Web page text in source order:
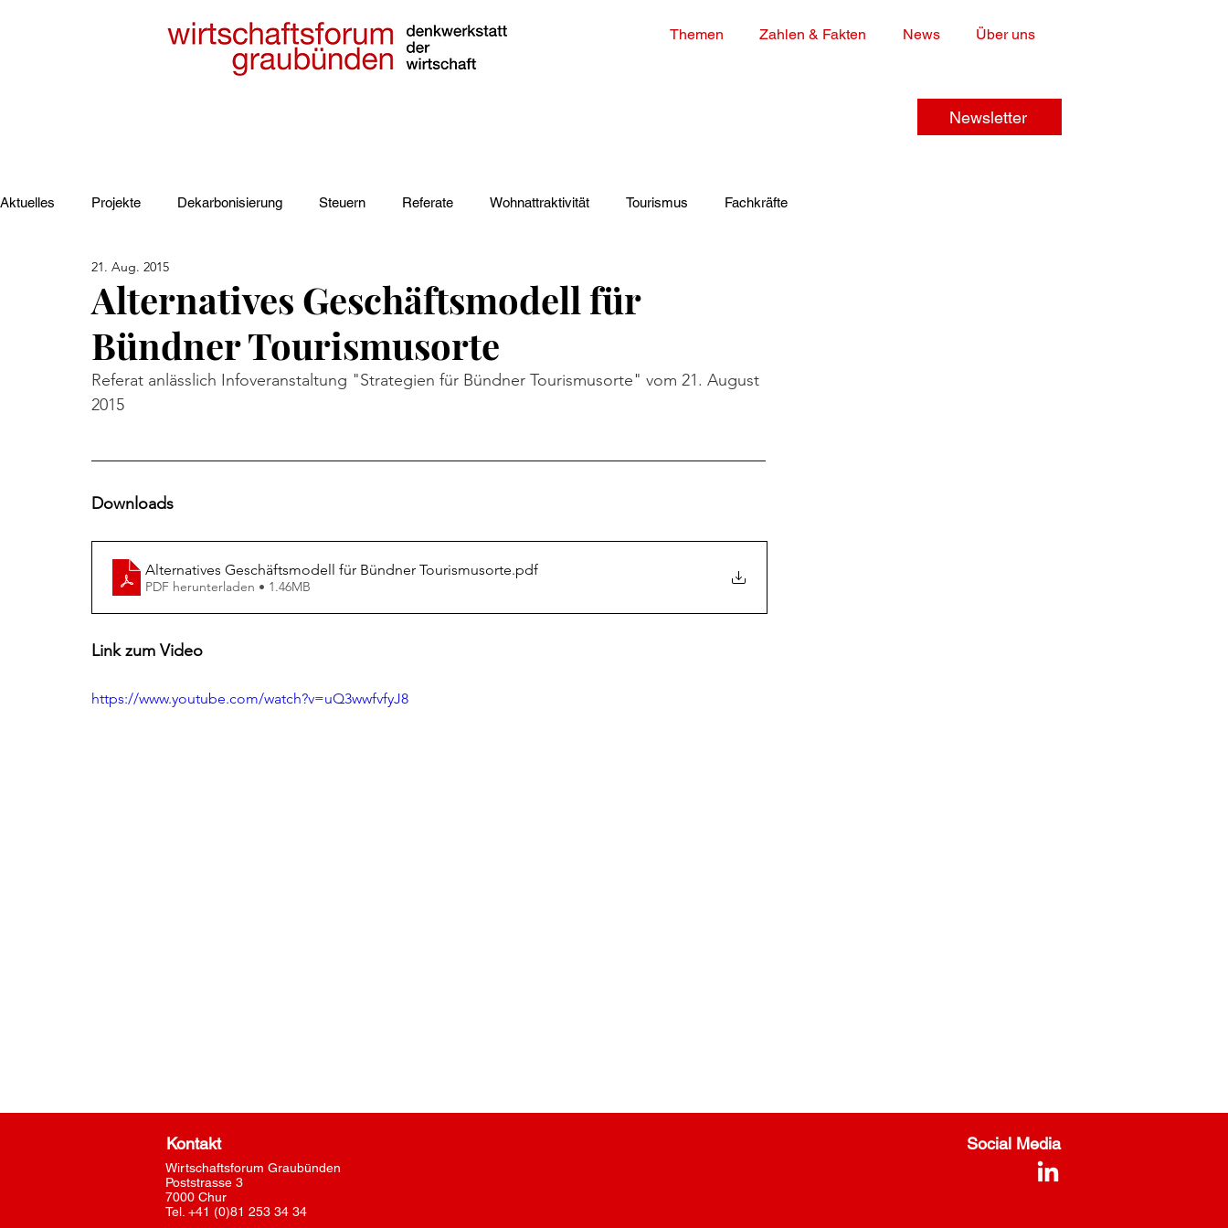
Themen Zahlen & Fakten News Über uns
Newsletter
Aktuelles Projekte Dekarbonisierung Steuern Referate Wohnattraktivität Tourismus Fachkräfte
Elektrizität Industrie
Alternatives Geschäftsmodell für
Bündner Tourismusorte
21. Aug. 2015
Referat anlässlich Infoveranstaltung "Strategien für Bündner Tourismusorte" vom 21. August
2015
Downloads
Alternatives Geschäftsmodell für Bündner Tourismusorte.pdf
PDF herunterladen • 1.46MB
Link zum Video
https://www.youtube.com/watch?v=uQ3wwfvfyJ8
Social Media
Kontakt
Wirtschaftsforum Graubünden
Poststrasse 3
7000 Chur
Tel. +41 (0)81 253 34 34